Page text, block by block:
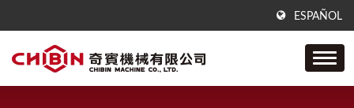
ESPAÑOL